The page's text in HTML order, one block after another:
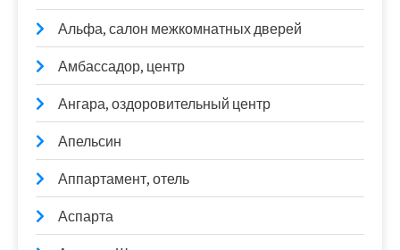
Альфа, салон межкомнатных дверей
Амбассадор, центр
Ангара, оздоровительный центр
Апельсин
Аппартамент, отель
Аспарта